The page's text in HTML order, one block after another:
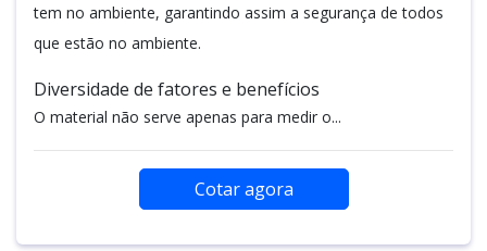
tem no ambiente, garantindo assim a segurança de todos
que estão no ambiente.
Diversidade de fatores e benefícios
O material não serve apenas para medir o...
Cotar agora